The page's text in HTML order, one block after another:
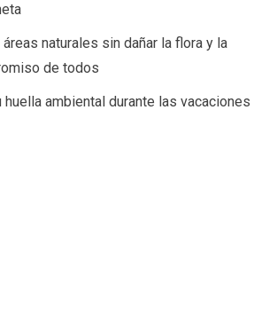
naturales sin dañar la flora y la
de todos
huella ambiental durante las vacaciones